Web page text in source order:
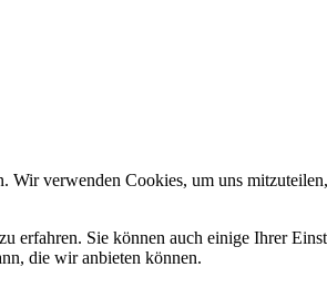
verwenden Cookies, um uns
erfahren. Sie können auch einige Ihrer
die wir anbieten können.